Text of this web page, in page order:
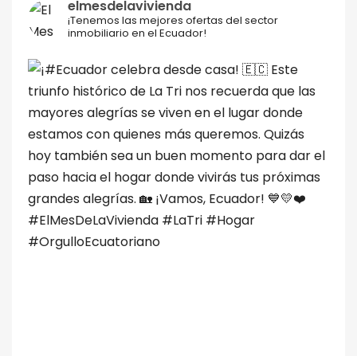
elmesdelavivienda
¡Tenemos las mejores ofertas del sector
inmobiliario en el Ecuador!